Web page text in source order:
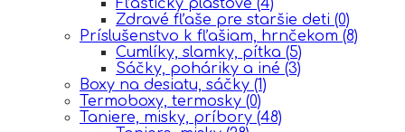
Fľaštičky plastové (4)
Zdravé fľaše pre staršie deti (0)
Príslušenstvo k fľašiam, hrnčekom (8)
Cumlíky, slamky, pítka (5)
Sáčky, poháriky a iné (3)
Boxy na desiatu, sáčky (1)
Termoboxy, termosky (0)
Taniere, misky, príbory (48)